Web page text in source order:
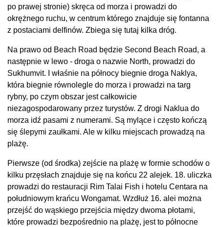
po prawej stronie) skręca od morza i prowadzi do
okrężnego ruchu, w centrum którego znajduje się fontanna
z postaciami delfinów. Zbiega się tutaj kilka dróg.
Na prawo od Beach Road będzie Second Beach Road, a
następnie w lewo - droga o nazwie North, prowadzi do
Sukhumvit. I właśnie na północy biegnie droga Naklya,
która biegnie równolegle do morza i prowadzi na targ
rybny, po czym obszar jest całkowicie
niezagospodarowany przez turystów. Z drogi Naklua do
morza idź pasami z numerami. Są mylące i często kończą
się ślepymi zaułkami. Ale w kilku miejscach prowadzą na
plażę.
Pierwsze (od środka) zejście na plażę w formie schodów o
kilku przęsłach znajduje się na końcu 22 alejek. 18. uliczka
prowadzi do restauracji Rim Talai Fish i hotelu Centara na
południowym krańcu Wongamat. Wzdłuż 16. alei można
przejść do wąskiego przejścia między dwoma płotami,
które prowadzi bezpośrednio na plażę, jest to północne